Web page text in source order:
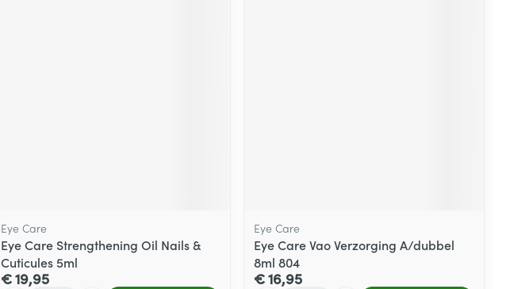
Eye Care
Eye Care Strengthening Oil Nails &
Cuticules 5ml
€ 19,95
Eye Care
Eye Care Vao Verzorging A/dubbel
8ml 804
€ 16,95